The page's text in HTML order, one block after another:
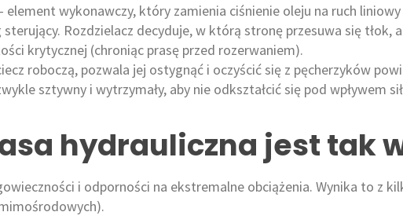
element wykonawczy, który zamienia ciśnienie oleju na ruch liniowy
sterujący. Rozdzielacz decyduje, w którą stronę przesuwa się tłok,
krytycznej (chroniąc prasę przed rozerwaniem).
roboczą, pozwala jej ostygnąć i oczyścić się z pęcherzyków
sztywny i wytrzymały, aby nie odkształcić się pod wpływem
hydrauliczna jest tak
i odporności na ekstremalne obciążenia. Wynika to z